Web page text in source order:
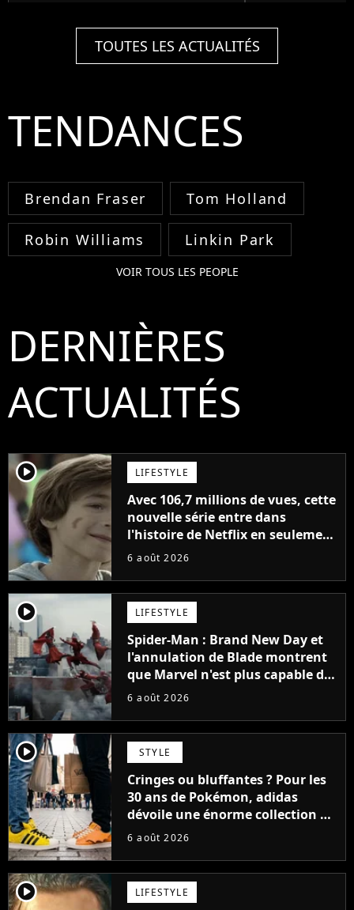
TOUTES LES ACTUALITÉS
TENDANCES
Brendan Fraser Tom Holland
Robin Williams Linkin Park
VOIR TOUS LES PEOPLE
DERNIÈRES
ACTUALITÉS
player2 LIFESTYLE
Avec 106,7 millions de vues, cette
nouvelle série entre dans
l'histoire de Netflix en seulement
48 jours
6 août 2026
player2 LIFESTYLE
Spider-Man : Brand New Day et
l'annulation de Blade montrent
que Marvel n'est plus capable de
faire quoi que ce soit de simple
6 août 2026
player2 STYLE
Cringes ou bluffantes ? Pour les
30 ans de Pokémon, adidas
dévoile une énorme collection de
sneakers et je ne sais pas quoi en
6 août 2026
player2 LIFESTYLE